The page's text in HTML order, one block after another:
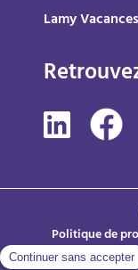
Lamy Vacances
Politique de